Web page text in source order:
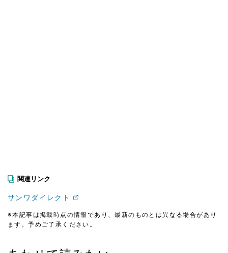
関連リンク
サンワダイレクト
※本記事は掲載時点の情報であり、最新のものとは異なる場合があり
ます。予めご了承ください。